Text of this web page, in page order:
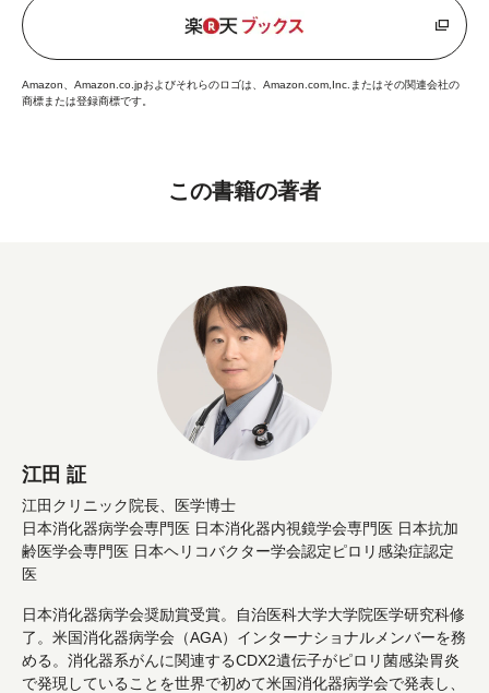
Amazon、Amazon.co.jpおよびそれらのロゴは、Amazon.com,Inc.またはその関連会社の
商標または登録商標です。
この書籍の著者
江田 証
江田クリニック院長、医学博士
日本消化器病学会専門医 日本消化器内視鏡学会専門医 日本抗加
齢医学会専門医 日本ヘリコバクター学会認定ピロリ感染症認定
医
日本消化器病学会奨励賞受賞。自治医科大学大学院医学研究科修
了。米国消化器病学会（AGA）インターナショナルメンバーを務
める。消化器系がんに関連するCDX2遺伝子がピロリ菌感染胃炎
で発現していることを世界で初めて米国消化器病学会で発表し、